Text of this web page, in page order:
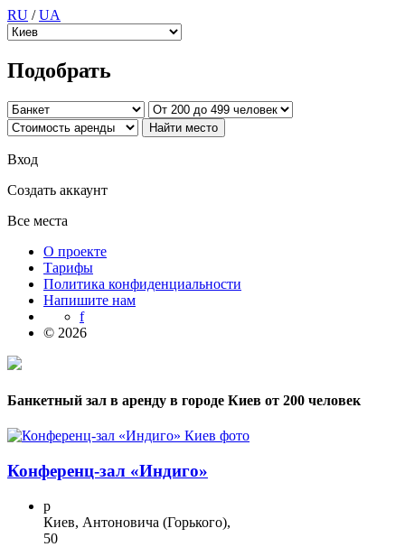
RU /UA
Подобрать
Вход
Создать аккаунт
Все места
О проекте
Тарифы
Политика конфиденциальности
Напишите нам
f
© 2026
Банкетный зал в аренду в городе Киев от 200 человек
Конференц-зал «Индиго»
p
Киев, Антоновича (Горького),
50